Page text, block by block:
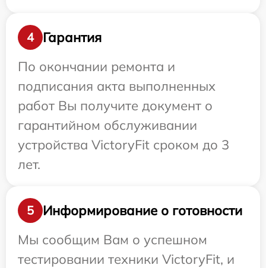
4
Гарантия
По окончании ремонта и
подписания акта выполненных
работ Вы получите документ о
гарантийном обслуживании
устройства VictoryFit сроком до 3
лет.
5
Информирование о готовности
Мы сообщим Вам о успешном
тестировании техники VictoryFit, и